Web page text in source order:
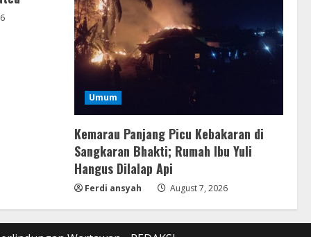
Umum
Kemarau Panjang Picu Kebakaran di
Sangkaran Bhakti; Rumah Ibu Yuli
Hangus Dilalap Api
Ferdi ansyah August 7, 2026